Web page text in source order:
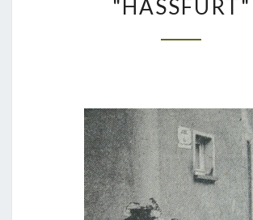
"HASSFURT"
"HASSFURT"